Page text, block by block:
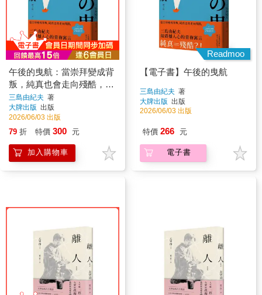
午後的曳航：當崇拜變成背
叛，純真也會走向殘酷，三
島由紀夫最震撼人心的青春
寓言
三島由紀夫 著
大牌出版 出版
2026/06/03 出版
79 折 特價 300 元
加入購物車
Readmoo
【電子書】午後的曳航
三島由紀夫 著
大牌出版 出版
2026/06/03 出版
特價 266 元
電子書